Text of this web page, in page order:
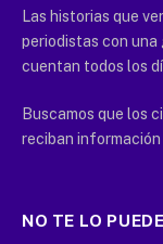
Las historias que
periodistas con
cuentan todos los
Buscamos que los
reciban
NO TE LO